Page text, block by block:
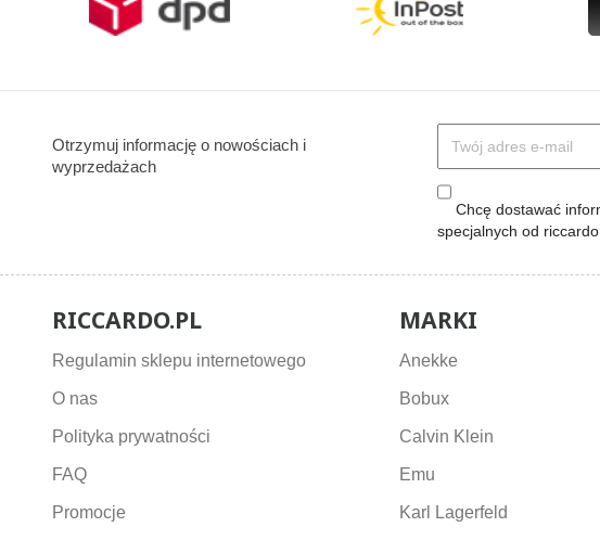
Otrzymuj informację o nowościach i
wyprzedażach
Chcę dostawać
specjalnych od
RICCARDO.PL
Regulamin sklepu internetowego
O nas
Polityka prywatności
FAQ
Promocje
MARKI
Anekke
Bobux
Calvin Klein
Emu
Karl Lagerfeld